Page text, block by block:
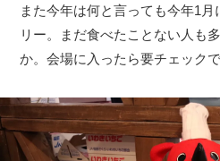
また今年は何と言っても今年1
リー。まだ食べたことない人も
か。会場に入ったら要チェックで